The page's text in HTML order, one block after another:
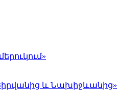
և Նախիջևանից»